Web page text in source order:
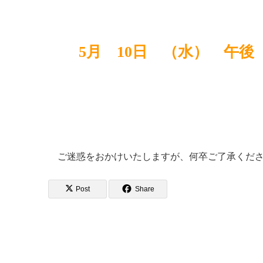
5月 10日 （水） 午後
ご迷惑をおかけいたしますが、何卒ご了承くだ
Post Share